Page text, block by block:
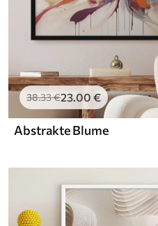
38.33€23.00 €
Abstrakte Blume